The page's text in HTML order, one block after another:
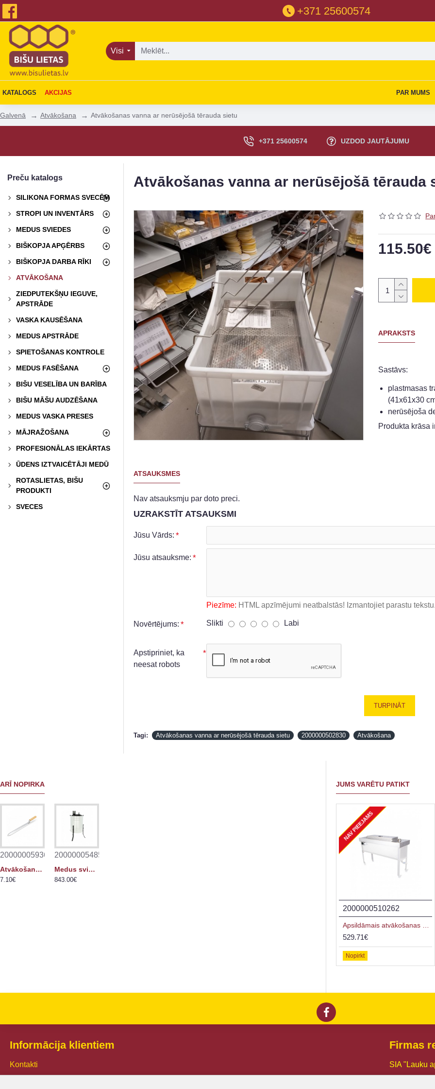
+371 25600574
Visi
KATALOGS AKCIJAS PAR MUMS
Galvenā Atvākošana Atvākošanas vanna ar nerūsējošā tērauda sietu
+371 25600574 UZDOD JAUTĀJUMU
Preču katalogs
SILIKONA FORMAS SVECĒM
STROPI UN INVENTĀRS
MEDUS SVIEDES
BIŠKOPJA APĢĒRBS
BIŠKOPJA DARBA RĪKI
ATVĀKOŠANA
ZIEDPUTEKŠŅU IEGUVE,
APSTRĀDE
VASKA KAUSĒŠANA
MEDUS APSTRĀDE
SPIETOŠANAS KONTROLE
MEDUS FASĒŠANA
BIŠU VESELĪBA UN BARĪBA
BIŠU MĀŠU AUDZĒŠANA
MEDUS VASKA PRESES
MĀJRAŽOŠANA
PROFESIONĀLAS IEKĀRTAS
ŪDENS IZTVAICĒTĀJI MEDŪ
ROTASLIETAS, BIŠU
PRODUKTI
SVECES
Atvākošanas vanna ar nerūsējošā tērauda
115.50€
APRAKSTS
Sastāvs:
plastmasas
(41x61x30
nerūsējoša
Produkta krāsa
ATSAUKSMES
Nav atsauksmju par doto preci.
UZRAKSTĪT ATSAUKSMI
Jūsu Vārds:
Jūsu atsauksme:
Piezīme: HTML apzīmējumi neatbalstās! Izmantojiet parastu
Novērtējums: Slikti Labi
Apstipriniet, ka
neesat robots
TURPINĀT
Tagi: Atvākošanas vanna ar nerūsējošā tērauda sietu 2000000502830 Atvākošana
ARĪ NOPIRKA
2000000593685
Atvākošanas nazis, nerūsējoša tērauda 28.5 cm
7.10€
2000000548531
Medus sviede BASIC LINE elektriskā Ø600 (4/8)
843.00€
JUMS VARĒTU PATIKT
NAV PIEEJAMS
2000000510262
529.71€
Nopirkt
Informācija klientiem
Kontakti
Firmas
SIA "Lauku